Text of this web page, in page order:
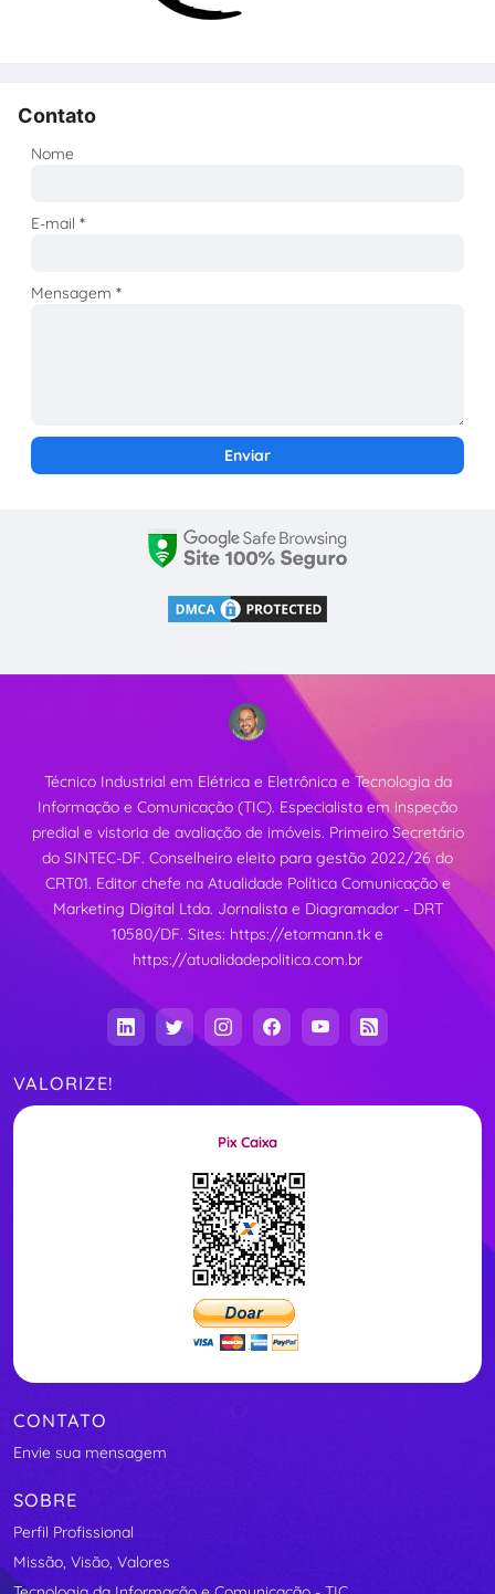
Contato
Nome
E-mail*
Mensagem*
Técnico Industrial em Elétrica e Eletrônica e Tecnologia da
Informação e Comunicação (TIC). Especialista em inspeção
predial e vistoria de avaliação de imóveis. Primeiro Secretário
do SINTEC-DF. Conselheiro eleito para gestão 2022/26 do
CRT01. Editor chefe na Atualidade Política Comunicação e
Marketing Digital Ltda. Jornalista e Diagramador - DRT
10580/DF. Sites: https://etormann.tk e
https://atualidadepolitica.com.br
VALORIZE!
Pix Caixa
CONTATO
Envie sua mensagem
SOBRE
Perfil Profissional
Missão, Visão, Valores